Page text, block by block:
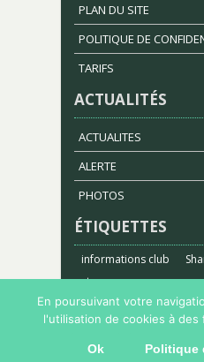
PLAN DU SITE
POLITIQUE DE
TARIFS
ACTUALITÉS
ACTUALITES
ALERTE
PHOTOS
ÉTIQUETTES
informations club
stages
En poursuivant votre
l'utilisation de cookies à
Ok Politique